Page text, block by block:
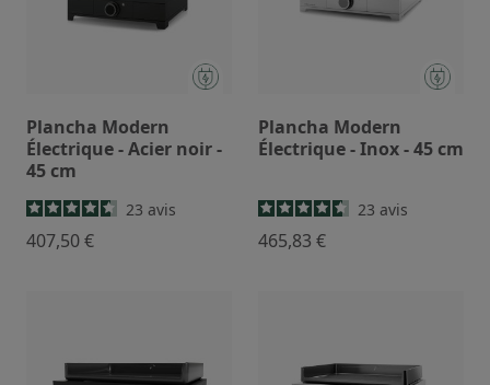
Plancha Modern
Électrique - Acier noir -
45 cm
23 avis
407,50 €
Plancha Modern
Électrique - Inox - 45 cm
23 avis
465,83 €